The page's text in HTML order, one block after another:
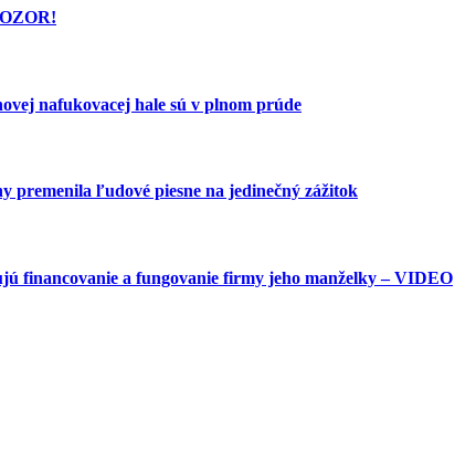
nafukovacej hale sú v plnom prúde
premenila ľudové piesne na jedinečný zážitok
financovanie a fungovanie firmy jeho manželky – VIDEO